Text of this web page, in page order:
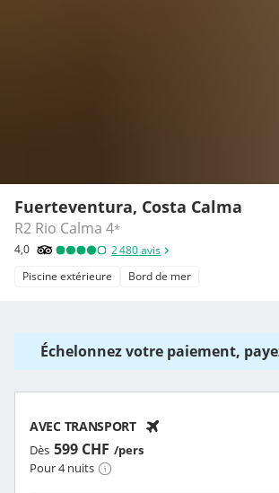
Fuerteventura, Costa Calma
R2 Rio Calma 4*
4,0 2 480avis
Piscine extérieure
Bord de mer
Échelonnez votre paiement,
AVEC TRANSPORT
Dès 599 CHF /pers
Pour 4 nuits